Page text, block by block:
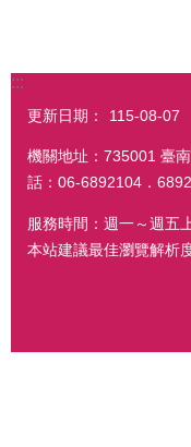
:::
更新日期： 115-08-07
機關地址：735001 臺
話：06-6892104．
服務時間：週一～週五
本站建議最佳瀏覽解析